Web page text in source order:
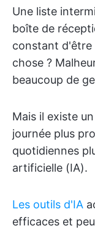
Une liste
boîte de
constant d'être
chose ?
beaucoup de
Mais il existe
journée plus
quotidiennes
artificielle (IA).
Les outils d'IA
efficaces et